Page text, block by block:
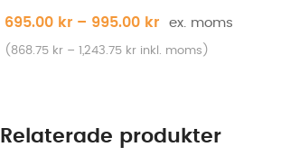
695.00 kr – 995.00 kr
( 868.75 kr – 1,243.75 kr inkl. moms)
Relaterade produkter